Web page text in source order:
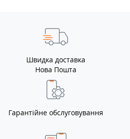
Швидка доставка
Нова Пошта
Гарантійне обслуговування